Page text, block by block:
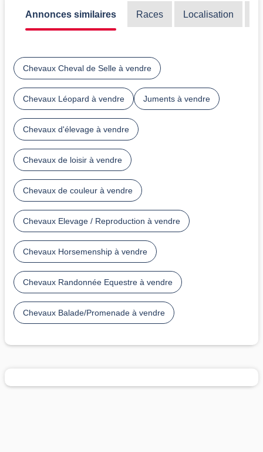
Annonces similaires Races Localisation
Chevaux Cheval de Selle à vendre
Chevaux Léopard à vendre Juments à vendre
Chevaux d'élevage à vendre
Chevaux de loisir à vendre
Chevaux de couleur à vendre
Chevaux Elevage / Reproduction à vendre
Chevaux Horsemenship à vendre
Chevaux Randonnée Equestre à vendre
Chevaux Balade/Promenade à vendre